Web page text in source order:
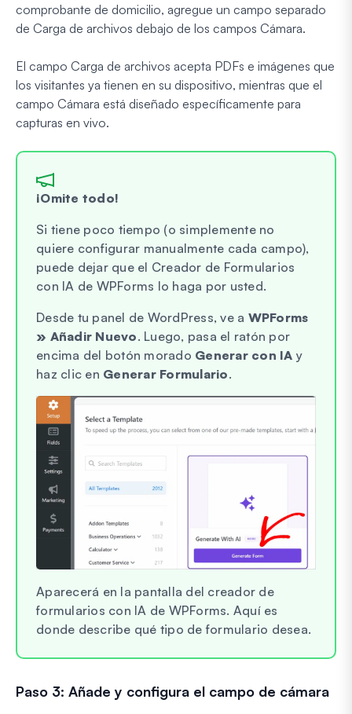
comprobante de domicilio, agregue un campo separado
de Carga de archivos debajo de los campos Cámara.
El campo Carga de archivos acepta PDFs e imágenes que
los visitantes ya tienen en su dispositivo, mientras que el
campo Cámara está diseñado específicamente para
capturas en vivo.
¡Omite todo!
Si tiene poco tiempo (o simplemente no
quiere configurar manualmente cada campo),
puede dejar que el Creador de Formularios
con IA de WPForms lo haga por usted.
Desde tu panel de WordPress, ve a WPForms
» Añadir Nuevo. Luego, pasa el ratón por
encima del botón morado Generar con IA y
haz clic en Generar Formulario.
Aparecerá en la pantalla del creador de
formularios con IA de WPForms. Aquí es
donde describe qué tipo de formulario desea.
Paso 3: Añade y configura el campo de cámara